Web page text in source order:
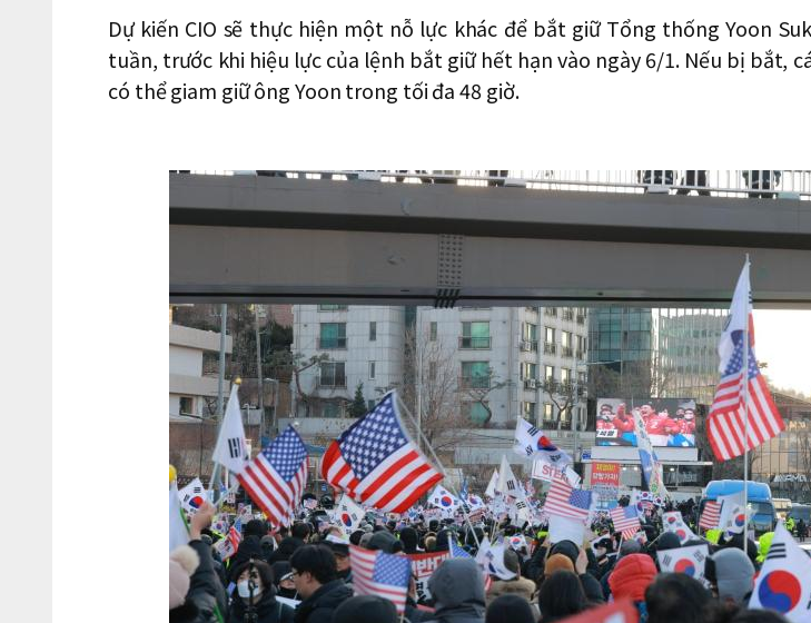
Dự kiến CIO ​​sẽ thực hiện một nỗ lực khác để bắt giữ Tổng thống Yoon
tuần, trước khi hiệu lực của lệnh bắt giữ hết hạn vào ngày 6/1. Nếu bị bắt,
có thể giam giữ ông Yoon trong tối đa 48 giờ.